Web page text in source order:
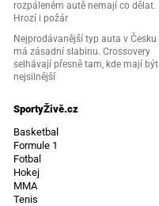
rozpáleném autě nemají co dělat.
Hrozí i požár
Nejprodávanější typ auta v Česku
má zásadní slabinu. Crossovery
selhávají přesně tam, kde mají být
nejsilnější
SportyŽivě.cz
Basketbal
Formule 1
Fotbal
Hokej
MMA
Tenis